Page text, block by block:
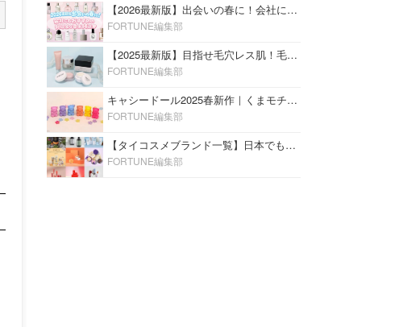
【2026最新版】出会いの春に！会社にもおすすめの好印象な香水14選♡ビジネスの場での香水マナーも
FORTUNE編集部
【2025最新版】目指せ毛穴レス肌！毛穴を埋めて隠す「おすすめ部分用下地＆プライマー」ランキング♡
FORTUNE編集部
キャシードール2025春新作｜くまモチーフのミニリップ「シャイニーベア リップモイスト」をレビュー♡
FORTUNE編集部
【タイコスメブランド一覧】日本でも人気沸騰中の“タイコスメ”ブランド20選！
FORTUNE編集部